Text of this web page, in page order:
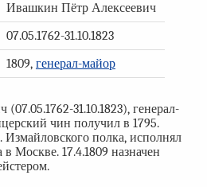
Ивашкин Пётр Алексеевич
07.05.1762-31.10.1823
1809, генерал-майор
31.10.1823), генерал-
чин получил в 1795.
полка, исполнял
Москве. 17.4.1809 назначен